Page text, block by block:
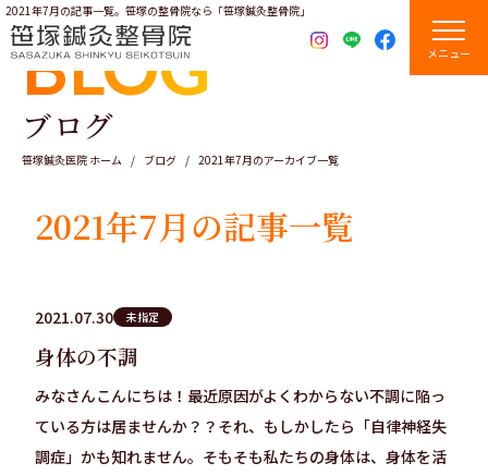
2021年7月の記事一覧。笹塚の整骨院なら「笹塚鍼灸整骨院」
メニュー
BLOG
ブログ
笹塚鍼灸医院 ホーム ブログ 2021年7月のアーカイブ一覧
2021年7月の記事一覧
2021.07.30 未指定
身体の不調
みなさんこんにちは！最近原因がよくわからない不調に陥っ
ている方は居ませんか？？それ、もしかしたら「自律神経失
調症」かも知れません。そもそも私たちの身体は、身体を活